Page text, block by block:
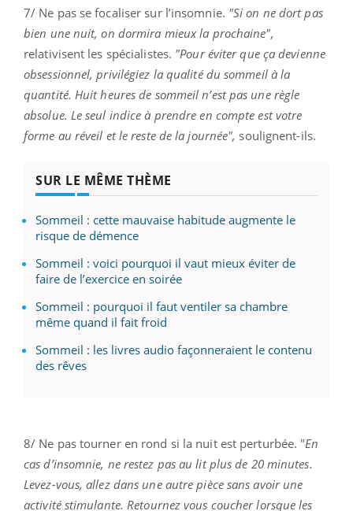
7/ Ne pas se focaliser sur l’insomnie. "Si on ne dort pas
bien une nuit, on dormira mieux la prochaine",
relativisent les spécialistes. "Pour éviter que ça devienne
obsessionnel, privilégiez la qualité du sommeil à la
quantité. Huit heures de sommeil n’est pas une règle
absolue. Le seul indice à prendre en compte est votre
forme au réveil et le reste de la journée", soulignent-ils.
SUR LE MÊME THÈME
Sommeil : cette mauvaise habitude augmente le
risque de démence
Sommeil : voici pourquoi il vaut mieux éviter de
faire de l’exercice en soirée
Sommeil : pourquoi il faut ventiler sa chambre
même quand il fait froid
Sommeil : les livres audio façonneraient le contenu
des rêves
8/ Ne pas tourner en rond si la nuit est perturbée. "En
cas d’insomnie, ne restez pas au lit plus de 20 minutes.
Levez-vous, allez dans une autre pièce sans avoir une
activité stimulante. Retournez vous coucher lorsque les